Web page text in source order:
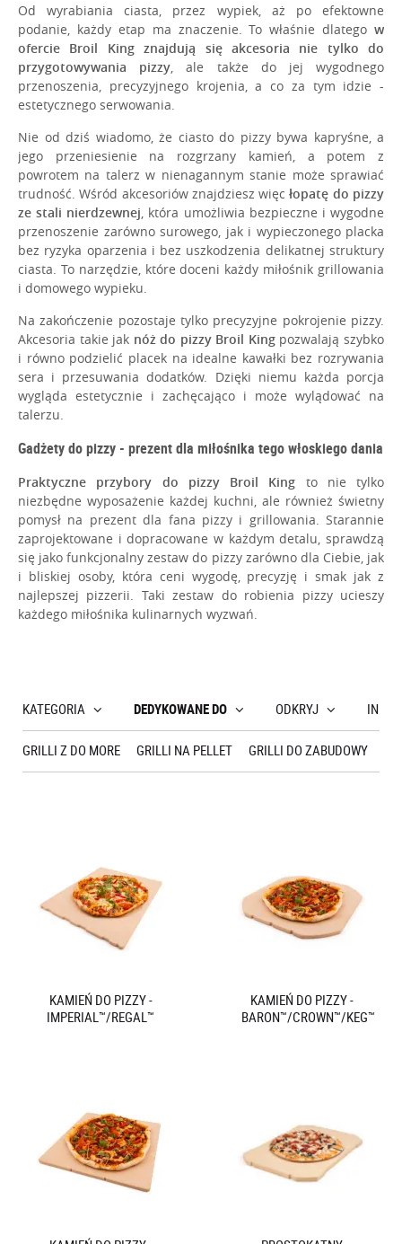
Od wyrabiania ciasta, przez wypiek, aż po efektowne
podanie, każdy etap ma znaczenie. To właśnie dlatego w
ofercie Broil King znajdują się akcesoria nie tylko do
przygotowywania pizzy , ale także do jej wygodnego
przenoszenia, precyzyjnego krojenia, a co za tym idzie -
estetycznego serwowania.
Nie od dziś wiadomo, że ciasto do pizzy bywa kapryśne, a
jego przeniesienie na rozgrzany kamień, a potem z
powrotem na talerz w nienagannym stanie może sprawiać
trudność. Wśród akcesoriów znajdziesz więcłopatę do pizzy
ze stali nierdzewnej , która umożliwia bezpieczne i wygodne
przenoszenie zarówno surowego, jak i wypieczonego placka
bez ryzyka oparzenia i bez uszkodzenia delikatnej struktury
ciasta. To narzędzie, które doceni każdy miłośnik grillowania
i domowego wypieku.
Na zakończenie pozostaje tylko precyzyjne pokrojenie pizzy.
Akcesoria takie jak nóż do pizzy Broil Kingpozwalają szybko
i równo podzielić placek na idealne kawałki bez rozrywania
sera i przesuwania dodatków. Dzięki niemu każda porcja
wygląda estetycznie i zachęcająco i może wylądować na
talerzu.
Gadżety do pizzy - prezent dla miłośnika tego włoskiego dania
Praktyczne przybory do pizzy Broil King to nie tylko
niezbędne wyposażenie każdej kuchni, ale również świetny
pomysł na prezent dla fana pizzy i grillowania. Starannie
zaprojektowane i dopracowane w każdym detalu, sprawdzą
się jako funkcjonalny zestaw do pizzy zarówno dla Ciebie, jak
i bliskiej osoby, która ceni wygodę, precyzję i smak jak z
najlepszej pizzerii. Taki zestaw do robienia pizzy ucieszy
każdego miłośnika kulinarnych wyzwań.
KATEGORIA DEDYKOWANE DO ODKRYJ INNE
GRILLI Z DO MORE GRILLI NA PELLET GRILLI DO ZABUDOWY
KAMIEŃ DO PIZZY -
IMPERIAL™/REGAL™
KAMIEŃ DO PIZZY -
BARON™/CROWN™/KEG™